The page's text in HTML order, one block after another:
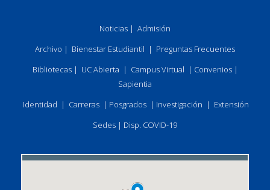
Noticias | Admisión
Archivo | Bienestar Estudiantil | Preguntas Frecuentes
Bibliotecas| UC Abierta | Campus Virtual | Convenios|
Sapientia
Identidad | Carreras | Posgrados | Investigación | Extensión
Sedes | Disp. COVID-19